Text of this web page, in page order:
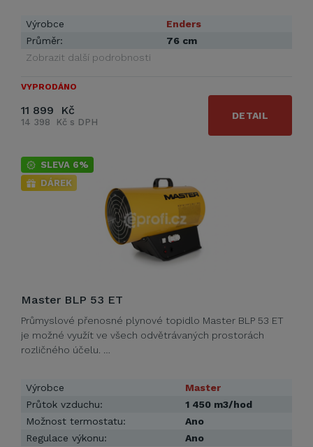
Výrobce
Enders
Průměr:
76 cm
Zobrazit další podrobnosti
VYPRODÁNO
11 899 Kč
14 398 Kč s DPH
DETAIL
SLEVA 6%
DÁREK
Master BLP 53 ET
Průmyslové přenosné plynové topidlo Master BLP 53 ET
je možné využít ve všech odvětrávaných prostorách
rozličného účelu. …
Výrobce
Master
Průtok vzduchu:
1 450 m3/hod
Možnost termostatu:
Ano
Regulace výkonu:
Ano